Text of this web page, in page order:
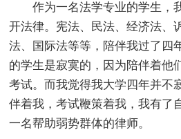
作为一名法学专业的学生，
开法律。宪法、民法、经济法、
法、国际法等等，陪伴我过了四
的学生是寂寞的，因为陪伴着他
考试。而我觉得我大学四年并不
伴着我，考试鞭策着我，我有了
一名帮助弱势群体的律师。